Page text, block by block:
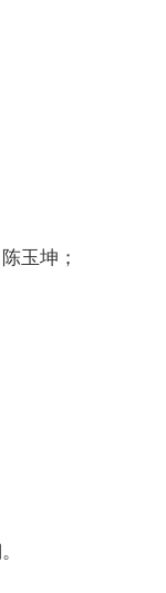
玉坤；